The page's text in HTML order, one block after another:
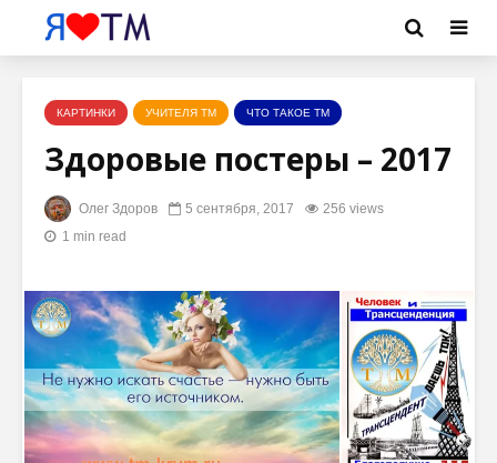
КАРТИНКИ УЧИТЕЛЯ ТМ ЧТО ТАКОЕ ТМ
Здоровые постеры – 2017
Олег Здоров 5 сентября, 2017
256 views
1 min read